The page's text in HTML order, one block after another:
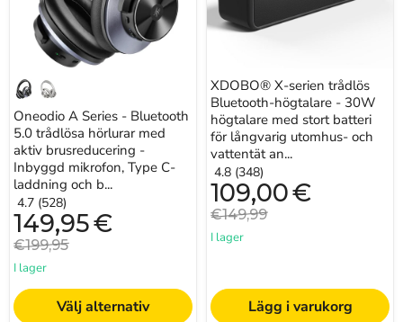
aktiv
brusreducering
Inbyggd
mikrofon,
Type
C-
laddning
och
bärväska
Förlängd
2-
årsgaranti
ingår
Oneodio A Series - Bluetooth
5.0 trådlösa hörlurar med
aktiv brusreducering -
Inbyggd mikrofon, Type C-
laddning och b...
4.7 (528)
Nuvarande
pris
149,95€
Originalpris
€199,95
I lager
Välj alternativ
med
stort
utomhus-
och
vattentät
användning
XDOBO® X-serien trådlös
Bluetooth-högtalare - 30W
högtalare med stort batteri
för långvarig utomhus- och
vattentät an...
4.8 (348)
Nuvarande
pris
109,00€
Originalpris
€149,99
I lager
Lägg i varukorg